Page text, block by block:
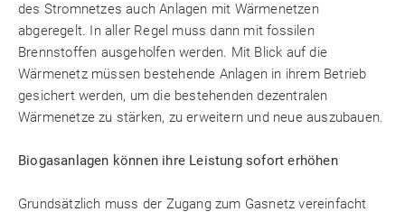
des Stromnetzes auch Anlagen mit Wärmenetzen
abgeregelt. In aller Regel muss dann mit fossilen
Brennstoffen ausgeholfen werden. Mit Blick auf die
Wärmenetz müssen bestehende Anlagen in ihrem Betrieb
gesichert werden, um die bestehenden dezentralen
Wärmenetze zu stärken, zu erweitern und neue auszubauen.
Biogasanlagen können ihre Leistung sofort erhöhen
Grundsätzlich muss der Zugang zum Gasnetz vereinfacht